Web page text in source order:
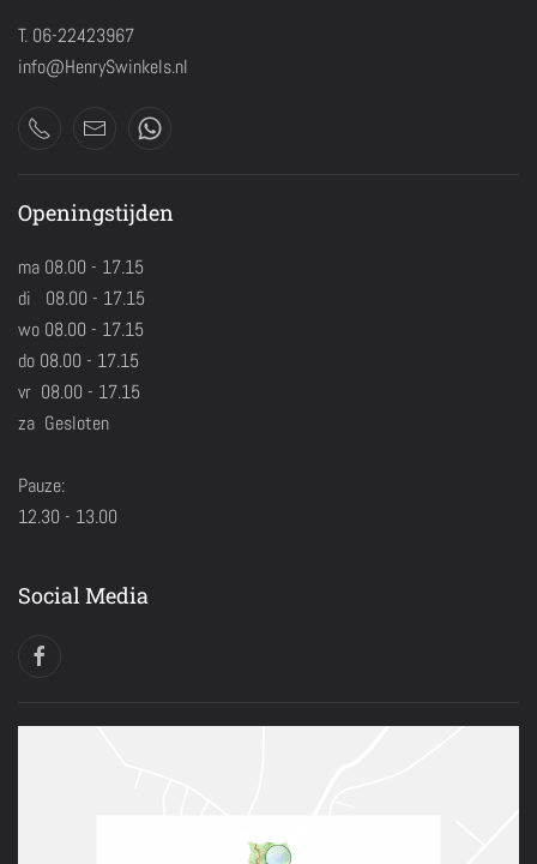
T. 06-22423967
info@HenrySwinkels.nl
Openingstijden
ma 08.00 - 17.15
di 08.00 - 17.15
wo 08.00 - 17.15
do 08.00 - 17.15
vr 08.00 - 17.15
za Gesloten
Pauze:
12.30 - 13.00
Social Media